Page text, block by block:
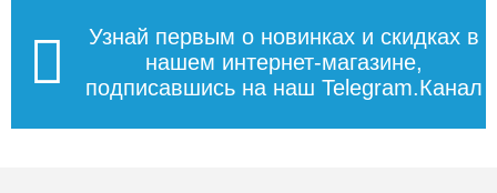
Узнай первым о новинках и скидках в
нашем интернет-магазине,
подписавшись на наш Telegram.Канал